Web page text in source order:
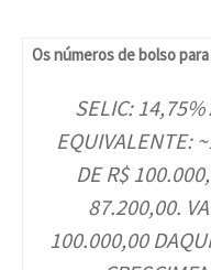
Os números de bolso para
SELIC: 14,75%
EQUIVALENTE:
DE R$
87.200,00.
100.000,00